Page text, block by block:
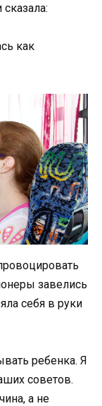
как
завелись
себя в руки
ребенка. Я
советов.
а не